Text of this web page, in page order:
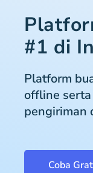
#1 di
Platform
offline
pengiriman
Coba